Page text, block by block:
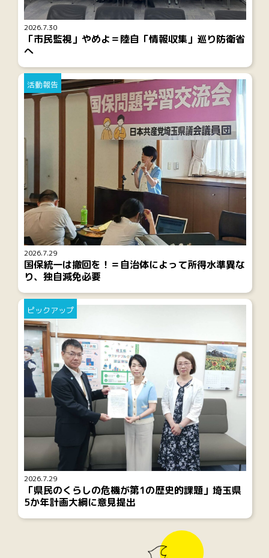
2026.7.30
「市民監視」やめよ＝陸自「情報収集」巡り防衛省
へ
2026.7.29
活動報告
国保統一は撤回を！＝自治体によって所得水準異な
り、独自減免必要
2026.7.29
ピックアップ
「県民のくらしの危機が第1の歴史的課題」埼玉県
5か年計画大綱に意見提出